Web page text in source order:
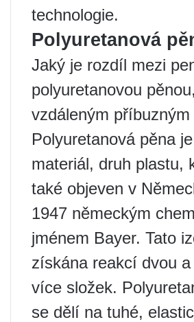
technologie.
Polyuretanová
Jaký je rozdíl mezi
polyuretanovou
vzdáleným
Polyuretanová pěna
materiál, druh plastu,
také objeven v
1947 německým
jménem Bayer. Tato
získána reakcí dvou
více složek.
se dělí na tuhé,